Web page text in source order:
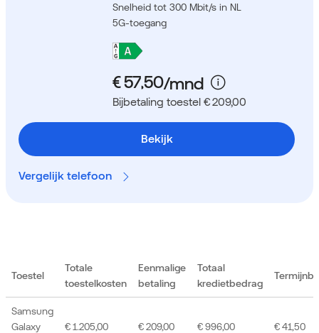
Snelheid tot 300 Mbit/s in NL
5G-toegang
Bijbetaling toestel € 209,00
Bekijk
Vergelijk telefoon
Toestel
Totale
toestelkosten
Eenmalige
betaling
Totaal
kredietbedrag
Samsung
Galaxy
€ 1.205,00 € 209,00 € 996,00 € 41,50